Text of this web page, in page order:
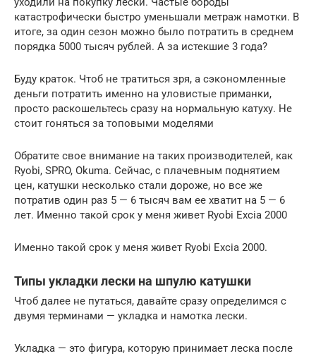
катастрофически быстро уменьшали метраж намотки. В
итоге, за один сезон можно было потратить в среднем
порядка 5000 тысяч рублей. А за истекшие 3 года?
Буду краток. Чтоб не тратиться зря, а сэкономленные
деньги потратить именно на уловистые приманки,
просто раскошельтесь сразу на нормальную катуху. Не
стоит гоняться за топовыми моделями
Обратите свое внимание на таких производителей, как
Ryobi, SPRO, Okuma. Сейчас, с плачевным поднятием
цен, катушки несколько стали дороже, но все же
потратив один раз 5 — 6 тысяч вам ее хватит на 5 — 6
лет. Именно такой срок у меня живет Ryobi Excia 2000
Именно такой срок у меня живет Ryobi Excia 2000.
Типы укладки лески на шпулю катушки
Чтоб далее не путаться, давайте сразу определимся с
двумя терминами — укладка и намотка лески.
Укладка — это фигура, которую принимает леска после